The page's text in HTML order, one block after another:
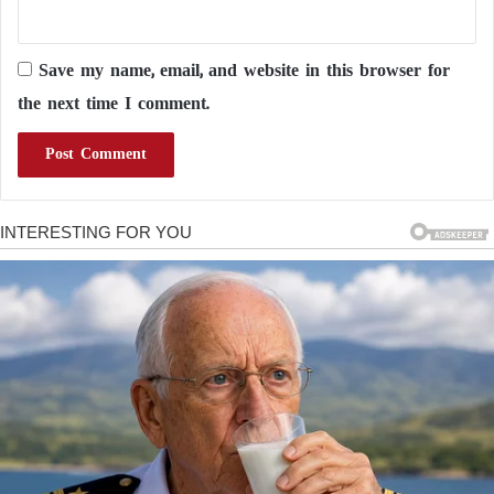
Save my name, email, and website in this browser for
the next time I comment.